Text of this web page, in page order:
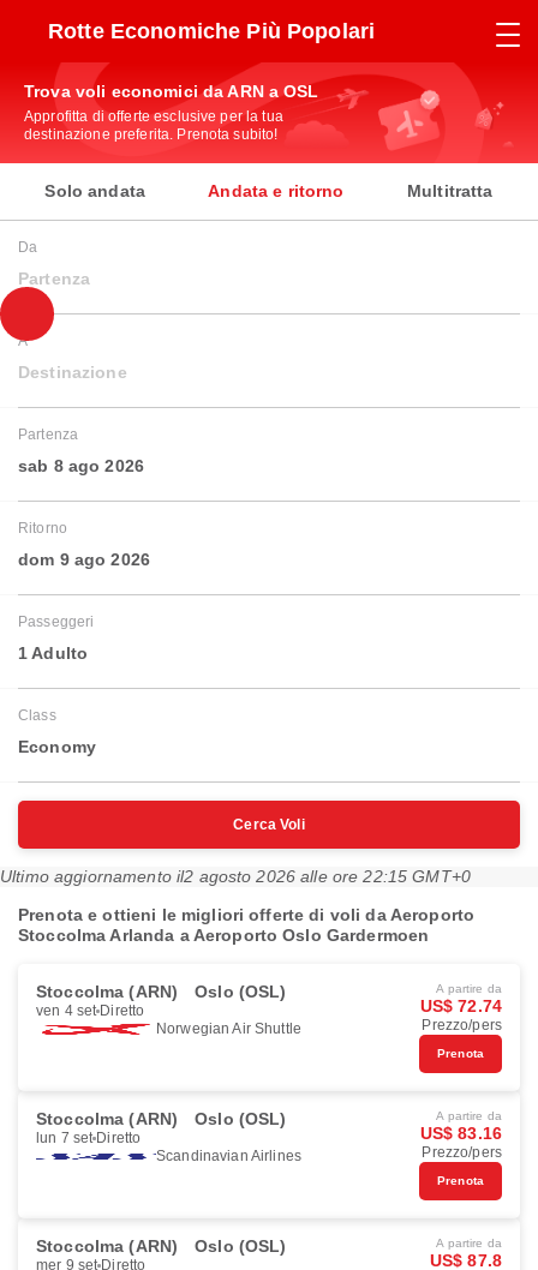
Rotte Economiche Più Popolari
Trova voli economici da ARN a OSL
Approfitta di offerte esclusive per la tua
destinazione preferita. Prenota subito!
Solo andata Andata e ritorno Multitratta
Da
Partenza
A
Destinazione
Partenza
sab 8 ago 2026
Ritorno
dom 9 ago 2026
Passeggeri
1 Adulto
Class
Economy
Cerca Voli
Ultimo aggiornamento il2 agosto 2026 alle ore 22:15 GMT+0
Prenota e ottieni le migliori offerte di voli da Aeroporto
Stoccolma Arlanda a Aeroporto Oslo Gardermoen
Stoccolma (ARN) Oslo (OSL)
ven 4 set Diretto
Norwegian Air Shuttle
A partire da
US$ 72.74
Prezzo/pers
Prenota
Stoccolma (ARN) Oslo (OSL)
lun 7 set Diretto
Scandinavian Airlines
A partire da
US$ 83.16
Prezzo/pers
Prenota
Stoccolma (ARN) Oslo (OSL)
mer 9 set Diretto
A partire da
US$ 87.8